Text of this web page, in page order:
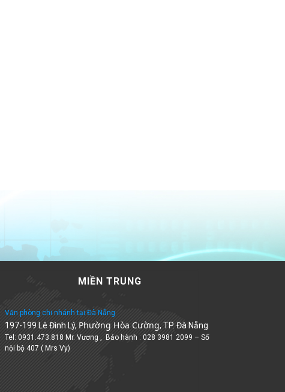
MIỀN TRUNG
Văn phòng chi nhánh tại Đà Nẵng
197-199 Lê Đình Lý,
Tel: 0931.473.818 Mr. Vương , Bảo hành : 028 3981 2099 – Số
nội bộ 407 ( Mrs Vy)